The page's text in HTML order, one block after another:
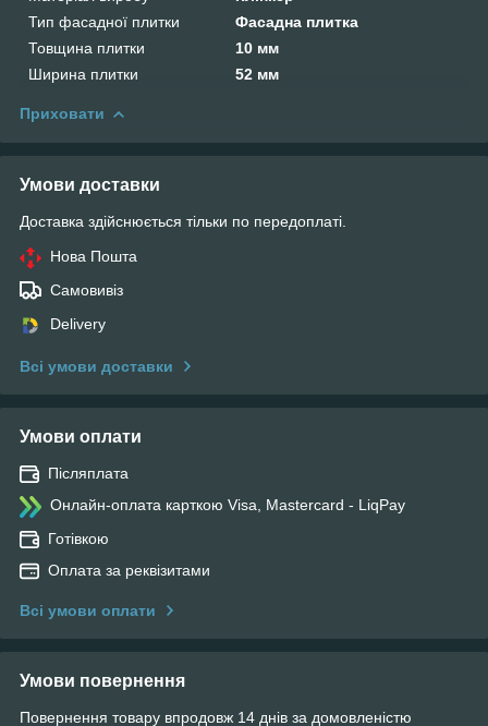
Тип фасадної плитки
Фасадна плитка
Товщина плитки
10 мм
Ширина плитки
52 мм
Приховати
Умови доставки
Доставка здійснюється тільки по передоплаті.
Нова Пошта
Самовивіз
Delivery
Всі умови доставки
Умови оплати
Післяплата
Онлайн-оплата карткою Visa, Mastercard - LiqPay
Готівкою
Оплата за реквізитами
Всі умови оплати
Умови повернення
Повернення товару впродовж 14 днів за домовленістю